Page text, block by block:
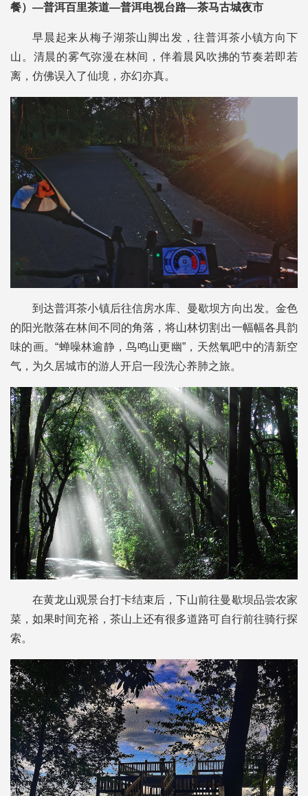
餐）—普洱百里茶道—普洱电视台路—茶马古城夜市
早晨起来从梅子湖茶山脚出发，往普洱茶小镇方向下
山。清晨的雾气弥漫在林间，伴着晨风吹拂的节奏若即若
离，仿佛误入了仙境，亦幻亦真。
到达普洱茶小镇后往信房水库、曼歇坝方向出发。金色
的阳光散落在林间不同的角落，将山林切割出一幅幅各具韵
味的画。“蝉噪林逾静，鸟鸣山更幽”，天然氧吧中的清新空
气，为久居城市的游人开启一段洗心养肺之旅。
在黄龙山观景台打卡结束后，下山前往曼歇坝品尝农家
菜，如果时间充裕，茶山上还有很多道路可自行前往骑行探
索。